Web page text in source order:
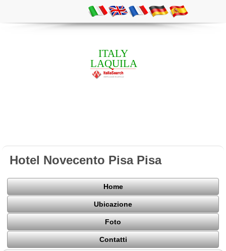
ITALY
LAQUILA
Hotel Novecento Pisa Pisa
Home
Ubicazione
Foto
Contatti